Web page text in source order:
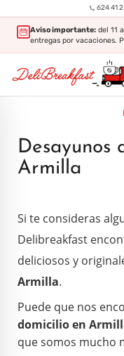
624 41
Aviso importante: del 11
entregas por vacaciones.
Desayunos
Armilla
Si te consideras
Delibreakfast
deliciosos y
Armilla.
Puede que nos
domicilio en
que somos mucho